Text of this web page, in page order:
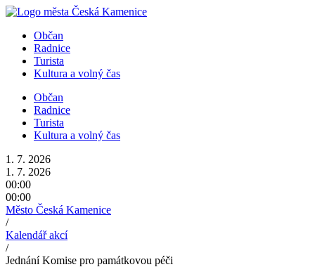
Přejít
obsahuObčan
Radnice
Turista
Kultura a volný čas
Občan
Radnice
Turista
Kultura a volný čas
1. 7. 2026
1. 7. 2026
00:00
00:00
Město Česká Kamenice
/
Kalendář akcí
/
Jednání Komise pro památkovou péči